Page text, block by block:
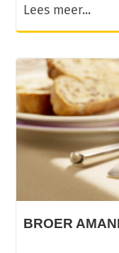
Lees meer...
BROER